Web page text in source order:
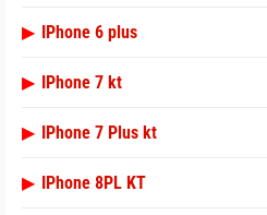
▶ IPhone 6 plus
▶ IPhone 7 kt
▶ IPhone 7 Plus kt
▶ IPhone 8PL KT